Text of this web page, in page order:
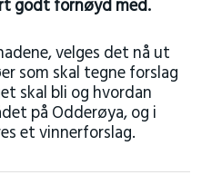
godt fornøyd med.
velges det nå ut
som skal tegne forslag
skal bli og hvordan
på Odderøya, og i
et vinnerforslag.